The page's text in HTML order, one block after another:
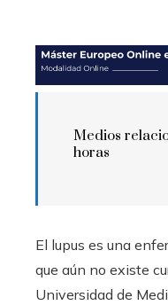
Medios
horas
El lupus es una
que aún no existe
Universidad de